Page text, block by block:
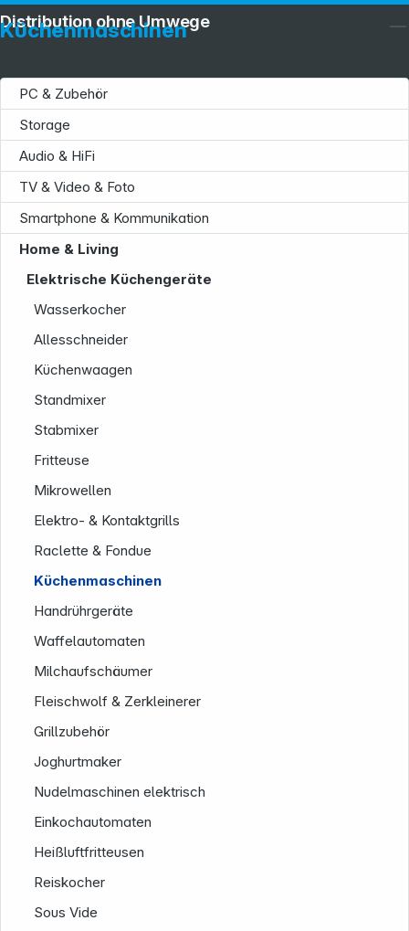
Küchenmaschinen
PC & Zubehör
Storage
Audio & HiFi
TV & Video & Foto
Smartphone & Kommunikation
Home & Living
Elektrische Küchengeräte
Wasserkocher
Allesschneider
Küchenwaagen
Standmixer
Stabmixer
Fritteuse
Mikrowellen
Elektro- & Kontaktgrills
Raclette & Fondue
Küchenmaschinen
Handrührgeräte
Waffelautomaten
Milchaufschäumer
Fleischwolf & Zerkleinerer
Grillzubehör
Joghurtmaker
Nudelmaschinen elektrisch
Einkochautomaten
Heißluftfritteusen
Reiskocher
Sous Vide
Distribution ohne Umwege